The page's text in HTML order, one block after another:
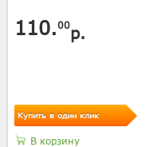
110.00р.
Купить в один клик
В корзину